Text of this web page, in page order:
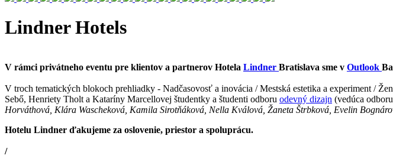
Lindner Hotels
V rámci privátneho eventu pre klientov a partnerov Hotela Lindner Bratislava sme v Outlook
V troch tematických blokoch prehliadky - Nadčasovosť a inovácia / Mestská estetika a experiment /
Sebő, Henriety Tholt a Kataríny Marcellovej študentky a študenti odboru odevný dizajn (vedúca
Horváthová, Klára Wascheková, Kamila Sirotňáková, Nella Kválová, Žaneta Štrbková, Evelin
Hotelu Lindner ďakujeme za oslovenie, priestor a spoluprácu.
/